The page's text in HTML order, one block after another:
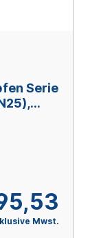
Serie
Mwst.